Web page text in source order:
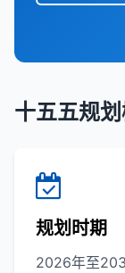
十五五规
规划时期
2026年至